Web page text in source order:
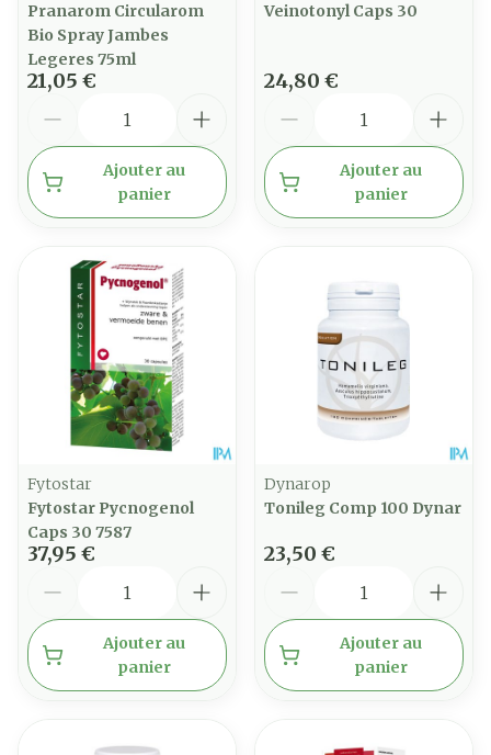
Pranarom Circularom
Bio Spray Jambes
Legeres 75ml
21,05 €
Ajouter au
panier
Veinotonyl Caps 30
24,80 €
Ajouter au
panier
Fytostar
Fytostar Pycnogenol
Caps 30 7587
37,95 €
Ajouter au
panier
Dynarop
Tonileg Comp 100 Dynar
23,50 €
Ajouter au
panier